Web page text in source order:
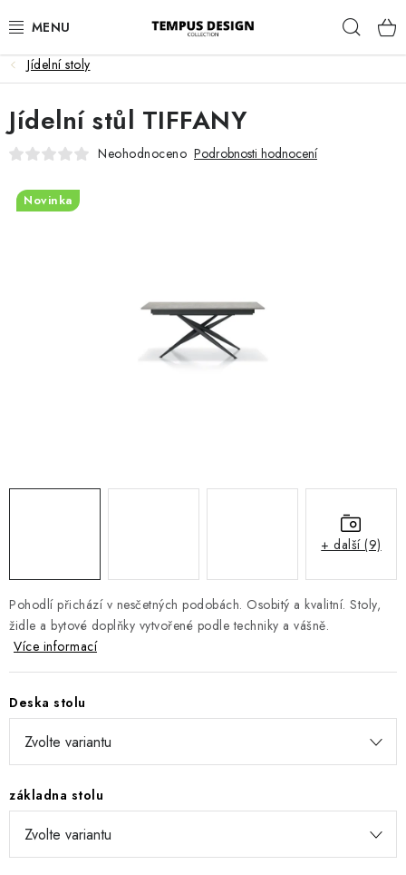
na
OBÝVACÍ POKOJ
KUCHYNĚ A JÍDELNA
Jídelní stoly
Pohodlí přichází v nesčetných podobách. Osobitý a kvalitní. Stoly,
židle a bytové doplňky vytvořené podle techniky a vášně.
Více informací
Deska stolu
základna stolu
Jídelní stůl TIFFANY
Neohodnoceno Podrobnosti hodnocení
Novinka
+ další (9)